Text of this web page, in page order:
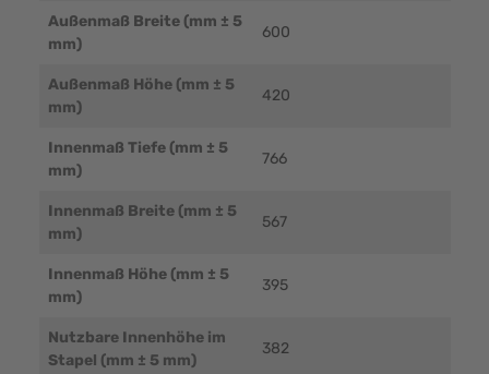
Außenmaß Breite (mm ± 5
mm)
600
Außenmaß Höhe (mm ± 5
mm)
420
Innenmaß Tiefe (mm ± 5
mm)
766
Innenmaß Breite (mm ± 5
mm)
567
Innenmaß Höhe (mm ± 5
mm)
395
Nutzbare Innenhöhe im
Stapel (mm ± 5 mm)
382